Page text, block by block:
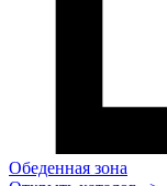
Обеденная зона